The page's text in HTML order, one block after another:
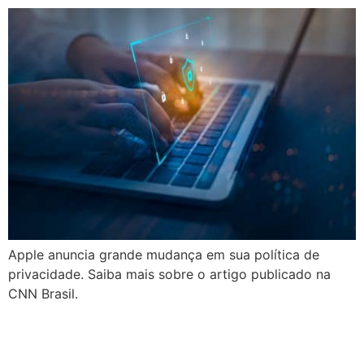
Apple anuncia grande mudança em sua política de
privacidade. Saiba mais sobre o artigo publicado na
CNN Brasil.